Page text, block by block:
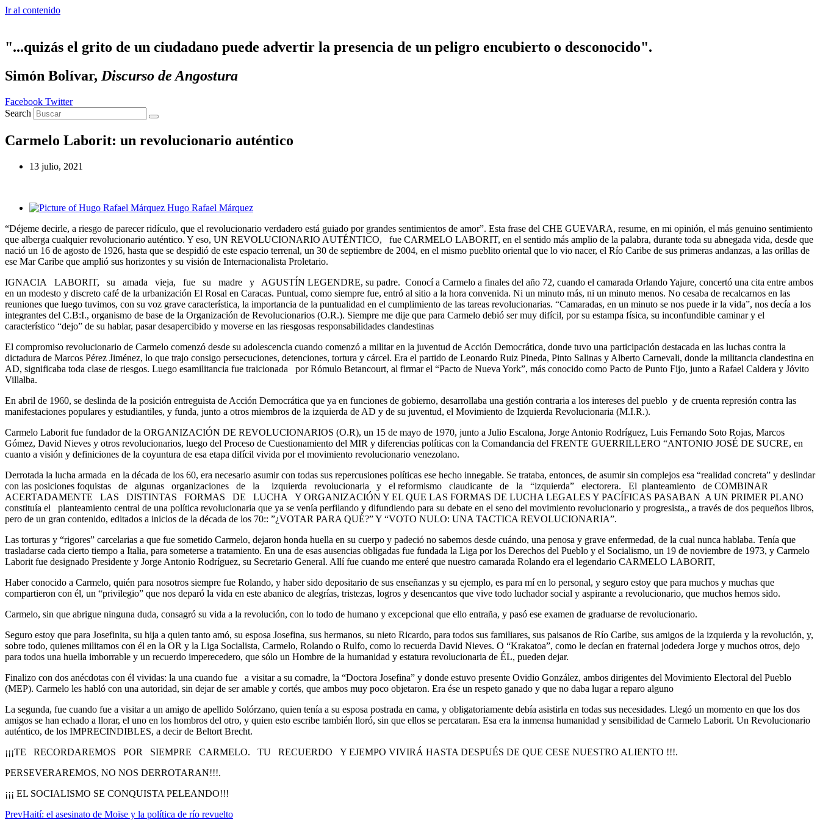
Ir al contenido
"...quizás el grito de un ciudadano puede advertir la presencia de un peligro encubierto o desconocido".
Simón Bolívar, Discurso de Angostura
Facebook Twitter
Search
Carmelo Laborit: un revolucionario auténtico
13 julio, 2021
Hugo Rafael Márquez
“Déjeme decirle, a riesgo de parecer ridículo, que el revolucionario verdadero está guiado por grandes sentimientos de amor”. Esta frase del CHE GUEVARA, resume, en mi opinión, el más genuino sentimiento
que alberga cualquier revolucionario auténtico. Y eso, UN REVOLUCIONARIO AUTÉNTICO, fue CARMELO LABORIT, en el sentido más amplio de la palabra, durante toda su abnegada vida, desde que
nació un 16 de agosto de 1926, hasta que se despidió de este espacio terrenal, un 30 de septiembre de 2004, en el mismo pueblito oriental que lo vio nacer, el Río Caribe de sus primeras andanzas, a las orillas de
ese Mar Caribe que amplió sus horizontes y su visión de Internacionalista Proletario.
IGNACIA LABORIT, su amada vieja, fue su madre y AGUSTÍN LEGENDRE, su padre. Conocí a Carmelo a finales del año 72, cuando el camarada Orlando Yajure, concertó una cita entre ambos
en un modesto y discreto café de la urbanización El Rosal en Caracas. Puntual, como siempre fue, entró al sitio a la hora convenida. Ni un minuto más, ni un minuto menos. No cesaba de recalcarnos en las
reuniones que luego tuvimos, con su voz grave característica, la importancia de la puntualidad en el cumplimiento de las tareas revolucionarias. “Camaradas, en un minuto se nos puede ir la vida”, nos decía a los
integrantes del C.B:I., organismo de base de la Organización de Revolucionarios (O.R.). Siempre me dije que para Carmelo debió ser muy difícil, por su estampa física, su inconfundible caminar y el
característico “dejo” de su hablar, pasar desapercibido y moverse en las riesgosas responsabilidades clandestinas
El compromiso revolucionario de Carmelo comenzó desde su adolescencia cuando comenzó a militar en la juventud de Acción Democrática, donde tuvo una participación destacada en las luchas contra la
dictadura de Marcos Pérez Jiménez, lo que trajo consigo persecuciones, detenciones, tortura y cárcel. Era el partido de Leonardo Ruiz Pineda, Pinto Salinas y Alberto Carnevali, donde la militancia clandestina en
AD, significaba toda clase de riesgos. Luego esamilitancia fue traicionada por Rómulo Betancourt, al firmar el “Pacto de Nueva York”, más conocido como Pacto de Punto Fijo, junto a Rafael Caldera y Jóvito
Villalba.
En abril de 1960, se deslinda de la posición entreguista de Acción Democrática que ya en funciones de gobierno, desarrollaba una gestión contraria a los intereses del pueblo y de cruenta represión contra las
manifestaciones populares y estudiantiles, y funda, junto a otros miembros de la izquierda de AD y de su juventud, el Movimiento de Izquierda Revolucionaria (M.I.R.).
Carmelo Laborit fue fundador de la ORGANIZACIÓN DE REVOLUCIONARIOS (O.R), un 15 de mayo de 1970, junto a Julio Escalona, Jorge Antonio Rodríguez, Luis Fernando Soto Rojas, Marcos
Gómez, David Nieves y otros revolucionarios, luego del Proceso de Cuestionamiento del MIR y diferencias políticas con la Comandancia del FRENTE GUERRILLERO “ANTONIO JOSÉ DE SUCRE, en
cuanto a visión y definiciones de la coyuntura de esa etapa difícil vivida por el movimiento revolucionario venezolano.
Derrotada la lucha armada en la década de los 60, era necesario asumir con todas sus repercusiones políticas ese hecho innegable. Se trataba, entonces, de asumir sin complejos esa “realidad concreta” y deslindar
con las posiciones foquistas de algunas organizaciones de la izquierda revolucionaria y el reformismo claudicante de la “izquierda” electorera. El planteamiento de COMBINAR
ACERTADAMENTE LAS DISTINTAS FORMAS DE LUCHA Y ORGANIZACIÓN Y EL QUE LAS FORMAS DE LUCHA LEGALES Y PACÍFICAS PASABAN A UN PRIMER PLANO
constituía el planteamiento central de una política revolucionaria que ya se venía perfilando y difundiendo para su debate en el seno del movimiento revolucionario y progresista,, a través de dos pequeños libros,
pero de un gran contenido, editados a inicios de la década de los 70:: ”¿VOTAR PARA QUÉ?” Y “VOTO NULO: UNA TACTICA REVOLUCIONARIA”.
Las torturas y “rigores” carcelarias a que fue sometido Carmelo, dejaron honda huella en su cuerpo y padeció no sabemos desde cuándo, una penosa y grave enfermedad, de la cual nunca hablaba. Tenía que
trasladarse cada cierto tiempo a Italia, para someterse a tratamiento. En una de esas ausencias obligadas fue fundada la Liga por los Derechos del Pueblo y el Socialismo, un 19 de noviembre de 1973, y Carmelo
Laborit fue designado Presidente y Jorge Antonio Rodríguez, su Secretario General. Allí fue cuando me enteré que nuestro camarada Rolando era el legendario CARMELO LABORIT,
Haber conocido a Carmelo, quién para nosotros siempre fue Rolando, y haber sido depositario de sus enseñanzas y su ejemplo, es para mí en lo personal, y seguro estoy que para muchos y muchas que
compartieron con él, un “privilegio” que nos deparó la vida en este abanico de alegrías, tristezas, logros y desencantos que vive todo luchador social y aspirante a revolucionario, que muchos hemos sido.
Carmelo, sin que abrigue ninguna duda, consagró su vida a la revolución, con lo todo de humano y excepcional que ello entraña, y pasó ese examen de graduarse de revolucionario.
Seguro estoy que para Josefinita, su hija a quien tanto amó, su esposa Josefina, sus hermanos, su nieto Ricardo, para todos sus familiares, sus paisanos de Río Caribe, sus amigos de la izquierda y la revolución, y,
sobre todo, quienes militamos con él en la OR y la Liga Socialista, Carmelo, Rolando o Rulfo, como lo recuerda David Nieves. O “Krakatoa”, como le decían en fraternal jodedera Jorge y muchos otros, dejo
para todos una huella imborrable y un recuerdo imperecedero, que sólo un Hombre de la humanidad y estatura revolucionaria de ÉL, pueden dejar.
Finalizo con dos anécdotas con él vividas: la una cuando fue a visitar a su comadre, la “Doctora Josefina” y donde estuvo presente Ovidio González, ambos dirigentes del Movimiento Electoral del Pueblo
(MEP). Carmelo les habló con una autoridad, sin dejar de ser amable y cortés, que ambos muy poco objetaron. Era ése un respeto ganado y que no daba lugar a reparo alguno
La segunda, fue cuando fue a visitar a un amigo de apellido Solórzano, quien tenía a su esposa postrada en cama, y obligatoriamente debía asistirla en todas sus necesidades. Llegó un momento en que los dos
amigos se han echado a llorar, el uno en los hombros del otro, y quien esto escribe también lloró, sin que ellos se percataran. Esa era la inmensa humanidad y sensibilidad de Carmelo Laborit. Un Revolucionario
auténtico, de los IMPRECINDIBLES, a decir de Beltort Brecht.
¡¡¡TE RECORDAREMOS POR SIEMPRE CARMELO. TU RECUERDO Y EJEMPO VIVIRÁ HASTA DESPUÉS DE QUE CESE NUESTRO ALIENTO !!!.
PERSEVERAREMOS, NO NOS DERROTARAN!!!.
¡¡¡ EL SOCIALISMO SE CONQUISTA PELEANDO!!!
PrevHaití: el asesinato de Moïse y la política de río revuelto